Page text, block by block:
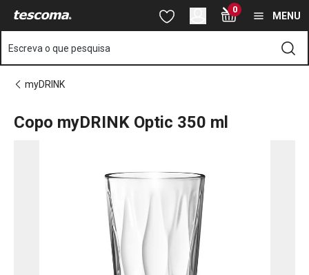
Está na página Copo myDRINK Optic 350 ml
Saltar para o conteúdo principal
Saltar para a pesquisa
Saltar para a navegação 0
MENU
Escreva o que pesquisa
myDRINK
Copo myDRINK Optic 350 ml